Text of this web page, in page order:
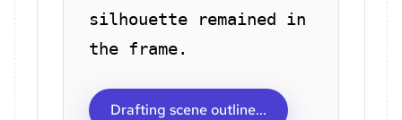
silhouette remained in
the frame.
Drafting scene outline...